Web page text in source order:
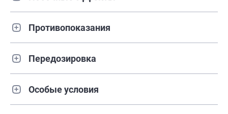
Противопоказания
Передозировка
Особые условия